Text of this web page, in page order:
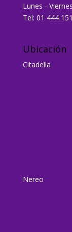
Lunes -
Tel: 01 444
Ubicación
Citadella
Nereo